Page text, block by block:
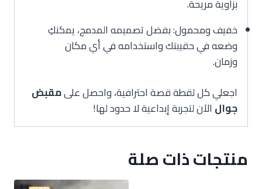
بزاوية مريحة.
خفيف ومحمول: بفضل تصميمه المدمج، يمكنكِ
وضعه في حقيبتك واستخدامه في أي مكان
وزمان.
اجعلي كل لقطة قصة احترافية، واحصل علىمقبض
جوال الآن لتجربة إبداعية لا حدود لها!
منتجات ذات صلة